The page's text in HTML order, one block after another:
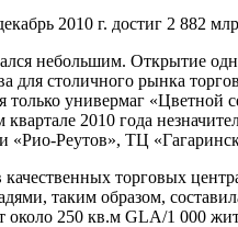
2010 г. достиг 2 882
небольшим. Открытие
для столичного рынка
только универмаг
2010 года
«Рио-Реутов», ТЦ
торговых
таким образом,
около 250 кв.м GLA/1 000